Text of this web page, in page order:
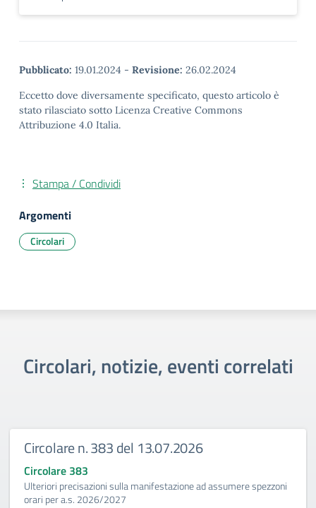
Pubblicato: 19.01.2024 - Revisione: 26.02.2024
Eccetto dove diversamente specificato, questo articolo è
stato rilasciato sotto Licenza Creative Commons
Attribuzione 4.0 Italia.
Stampa / Condividi
Argomenti
Circolari
Circolari, notizie, eventi correlati
Circolare n. 383 del 13.07.2026
Circolare 383
Ulteriori precisazioni sulla manifestazione ad assumere spezzoni
orari per a.s. 2026/2027